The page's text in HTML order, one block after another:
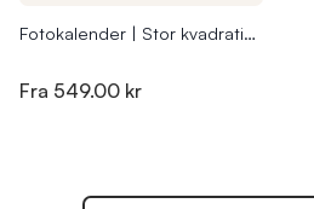
Fotokalender | Stor kvadratisk | Ditt design
Fra 549.00 kr